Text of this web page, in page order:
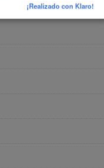
¡Realizado con Klaro!